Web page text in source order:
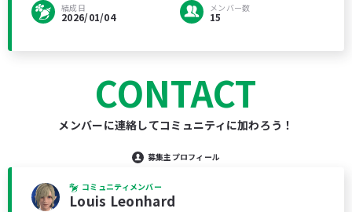
結成日
2026/01/04
メンバー数
15
CONTACT
メンバーに連絡してコミュニティに加わろう！
募集主プロフィール
コミュニティメンバー
Louis Leonhard